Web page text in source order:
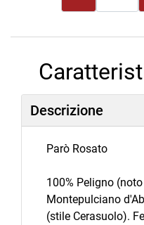
Descrizione
Parò Rosato
100% Peligno
Montepulciano
(stile Cerasuolo).